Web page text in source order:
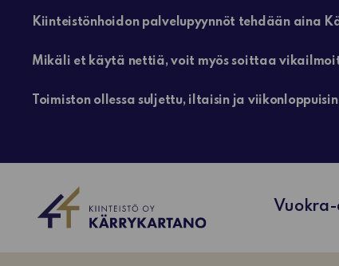
Kiinteistönhoidon palvelupyynnöt tehdään aina
Mikäli et käytä nettiä, voit myös soittaa
Toimiston ollessa suljettu, iltaisin ja